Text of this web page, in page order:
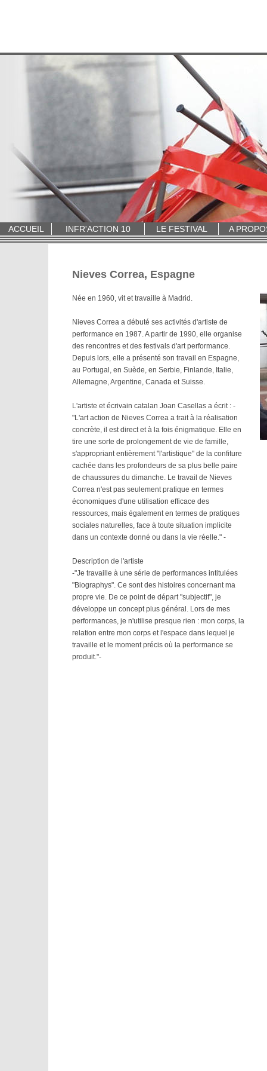
ACCUEIL INFR'ACTION 10 LE FESTIVAL A
Nieves Correa, Espagne
Née en 1960, vit et travaille à Madrid.
Nieves Correa a débuté ses activités d'artiste de
performance en 1987. A partir de 1990, elle organise
des rencontres et des festivals d'art performance.
Depuis lors, elle a présenté son travail en Espagne,
au Portugal, en Suède, en Serbie, Finlande, Italie,
Allemagne, Argentine, Canada et Suisse.
L'artiste et écrivain catalan Joan Casellas a écrit : -
"L'art action de Nieves Correa a trait à la réalisation
concrète, il est direct et à la fois énigmatique. Elle en
tire une sorte de prolongement de vie de famille,
s'appropriant entièrement "l'artistique" de la confiture
cachée dans les profondeurs de sa plus belle paire
de chaussures du dimanche. Le travail de Nieves
Correa n'est pas seulement pratique en termes
économiques d'une utilisation efficace des
ressources, mais également en termes de pratiques
sociales naturelles, face à toute situation implicite
dans un contexte donné ou dans la vie réelle." -
Description de l'artiste
-"Je travaille à une série de performances intitulées
"Biographys". Ce sont des histoires concernant ma
propre vie. De ce point de départ "subjectif", je
développe un concept plus général. Lors de mes
performances, je n'utilise presque rien : mon corps, la
relation entre mon corps et l'espace dans lequel je
travaille et le moment précis où la performance se
produit."-